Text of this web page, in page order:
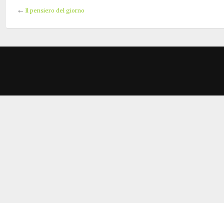
← Il pensiero del giorno